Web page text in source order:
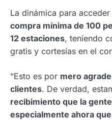
La dinámica para
compra mínima de 100
12 estaciones, teniendo
gratis y cortesías en el
“Esto es por mero
clientes. De verdad,
recibimiento que la
especialmente ahora